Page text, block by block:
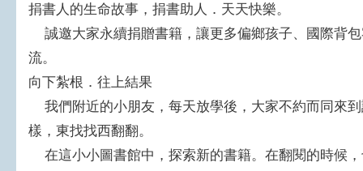
捐書人的生命故事，捐書助人．天天快樂。
誠邀大家永續捐贈書籍，讓更多偏鄉孩子、國際背
流。
向下紮根．往上結果
我們附近的小朋友，每天放學後，大家不約而同來
樣，東找找西翻翻。
在這小小圖書館中，探索新的書籍。在翻閱的時候